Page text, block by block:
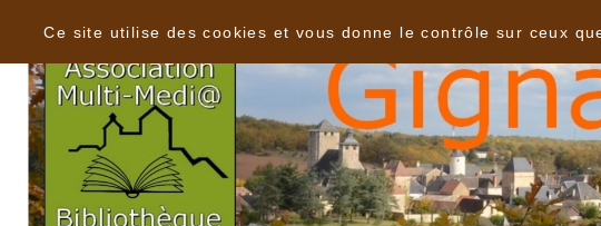
Ce site utilise des cookies et vous donne le contrôle sur ceux